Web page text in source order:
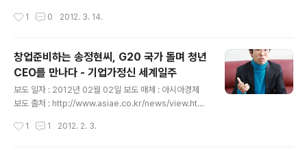
동기인 송정현, 윤승현..
01 기업가정신 세계일주 보도자료 Published on 경향신
인물’ 강주일기자 joo1020@kyunghyang.com 멀쩡한
직장을 그만두고 1년 가까이 세계 일주를 하고 돌아온 젊은
이들이 있다. 청년 실업자 110만명 시대, 그들은 왜 하던 일
마저 버리고 세계 여행을 떠나게 됐을까? 대학 동기인 송정
현씨와 윤승현씨는 진정한 기업가 정신을 배우기 위해 세
다. E..
1 0 2012. 3. 14.
창업준비하는 송정현씨, G20 국가 돌며 청년
CEO를 만나다 - 기업가정신 세계일주
보도 일자 : 2012년 02월 02일 보도 매체 : 아시아경제
보도 출처 : http://www.asiae.co.kr/news/view.ht
계일주 보도자료 Published on 아시아경제 창업준비하
1 1 2012. 2. 3.